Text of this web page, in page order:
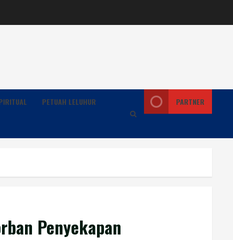
PETUAH LELUHUR PARTNER
Penyekapan